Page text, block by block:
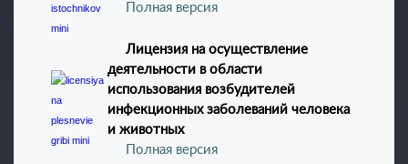
Полная версия
Лицензия на осуществление
деятельности в области
использования возбудителей
инфекционных заболеваний человека
и животных
Полная версия